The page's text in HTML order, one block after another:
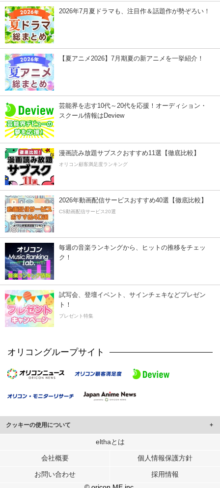
2026年7月夏ドラマも、注目作＆話題作が勢ぞろい！
【夏アニメ2026】7月期夏の新アニメを一挙紹介！
芸能界を志す10代～20代を応援！オーディション・
スクール情報はDeview
漫画読み放題サブスクおすすめ11選【徹底比較】
オリコン顧客満足度ランキング
2026年動画配信サービスおすすめ40選【徹底比較】
CS動画配信サービス20選
毎週の音楽ランキングから、ヒットの推移をチェッ
ク！
試写会、登壇イベント、サインチェキなどプレゼン
ト！
プレゼント特集
オリコングループサイト
クッキーの使用について
このサイトでは Cookie を使用して、ユーザーに合わせたコンテンツや広告の
行っています。
メディアや広告配信、データ解析の各パートナーに提供しています。
各パートナーは、この情報とユーザーが各パートナーに提供した他の情報や、
elthaとは
会社概要 個人情報保護方針
お問い合わせ
採用情報